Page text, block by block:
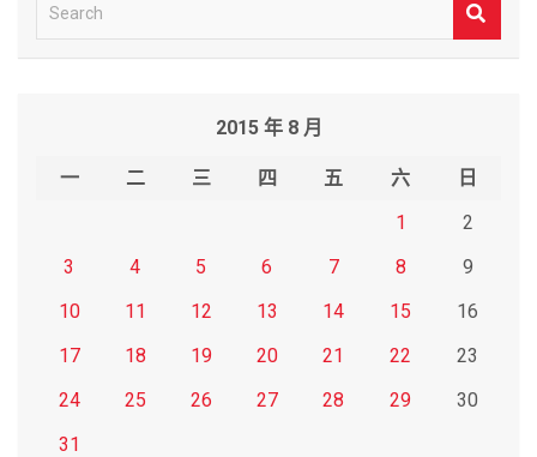
e
2015 年 8 月
一 二 三 四 五 六
日
1
2
3
4 5 6 7 8
9
10
11 12 13 14 15
16
17
18 19 20 21 22
23
24
25 26 27 28 29
30
31